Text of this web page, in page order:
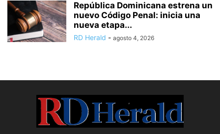
República Dominicana estrena un
nuevo Código Penal: inicia una
nueva etapa...
RD Herald - agosto 4, 2026